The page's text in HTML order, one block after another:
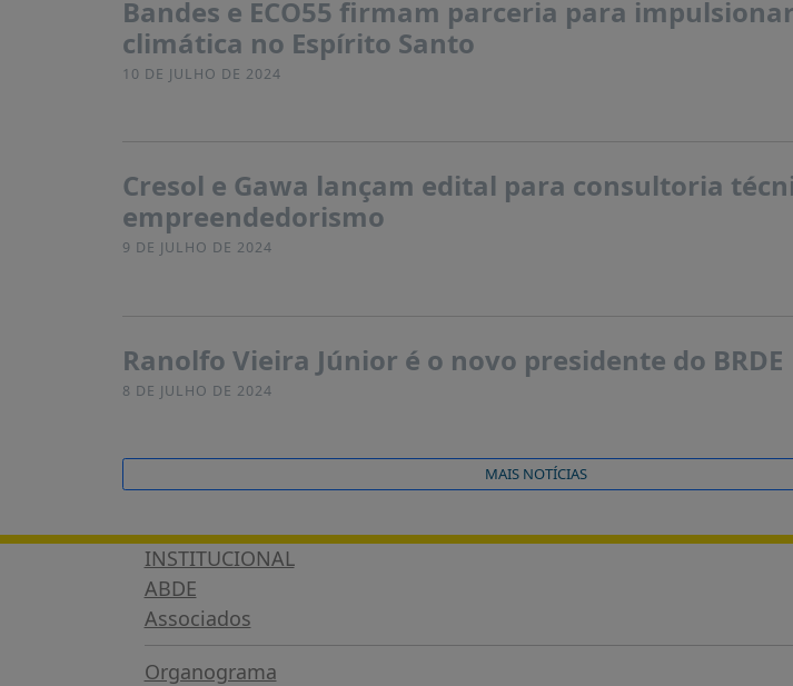
Bandes e ECO55 firmam parceria para
climática no Espírito Santo
10 DE JULHO DE 2024
Cresol e Gawa lançam edital para consultoria
empreendedorismo
9 DE JULHO DE 2024
Ranolfo Vieira Júnior é o novo presidente do BRDE
8 DE JULHO DE 2024
MAIS NOTÍCIAS
INSTITUCIONAL
ABDE
Associados
Organograma